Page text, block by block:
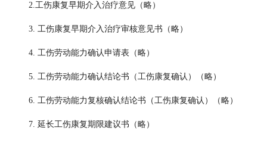
2.工伤康复早期介入治疗意见（略）
3. 工伤康复早期介入治疗审核意见书（略）
4. 工伤劳动能力确认申请表（略）
5. 工伤劳动能力确认结论书（工伤康复确认）（略）
6. 工伤劳动能力复核确认结论书（工伤康复确认）（略）
7. 延长工伤康复期限建议书（略）